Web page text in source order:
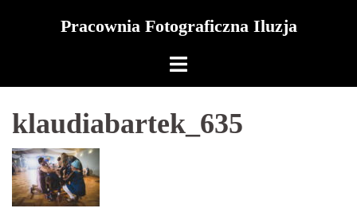
Pracownia Fotograficzna Iluzja
klaudiabartek_635